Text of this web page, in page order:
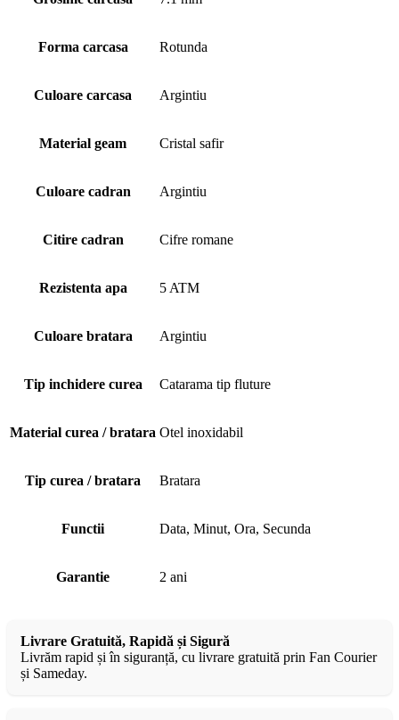
Forma carcasa Rotunda
Culoare carcasa Argintiu
Material geam Cristal safir
Culoare cadran Argintiu
Citire cadran Cifre romane
Rezistenta apa 5 ATM
Culoare bratara Argintiu
Tip inchidere curea Catarama tip fluture
Material curea / bratara Otel inoxidabil
Tip curea / bratara Bratara
Functii Data, Minut, Ora, Secunda
Garantie 2 ani
Livrare Gratuită, Rapidă și Sigură
Livrăm rapid și în siguranță, cu livrare gratuită prin Fan Courier
și Sameday.